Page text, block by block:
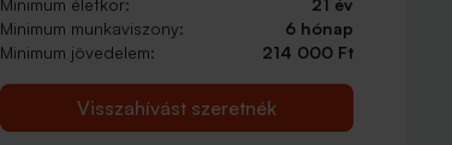
Minimum életkor:
21 év
Minimum munkaviszony:
6 hónap
Minimum jövedelem:
214 000 Ft
Visszahívást szeretnék